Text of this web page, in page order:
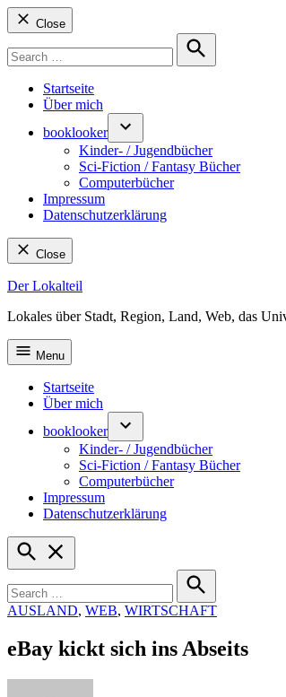
Close
for:
Search
Startseite
Über mich
booklooker
Kinder- / Jugendbücher
Sci-Fiction / Fantasy Bücher
Computerbücher
Impressum
Datenschutzerklärung
Close
Skip
content
Der Lokalteil
Lokales über Stadt, Region, Land, Web, das
Menu
Startseite
Über mich
booklooker
Kinder- / Jugendbücher
Sci-Fiction / Fantasy Bücher
Computerbücher
Impressum
Datenschutzerklärung
Open
Search
for:
Search
POSTED
AUSLAND, WEB, WIRTSCHAFT
eBay kickt sich ins Abseits